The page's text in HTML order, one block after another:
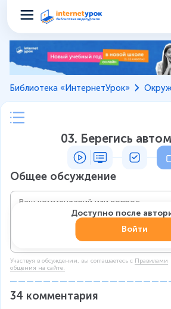
Библиотека «ИнтернетУрок»
03. Берегись
Общее обсуждение
Участвуя в обсуждении, вы соглашаетесь c Правилами
общения на сайте.
Доступно после
Войти
34 комментария